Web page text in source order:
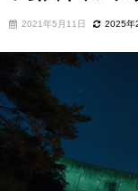
2021年5月11日 2025年